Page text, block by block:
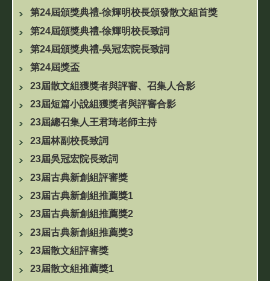
第24屆頒獎典禮-徐輝明校長頒發散文組首獎
第24屆頒獎典禮-徐輝明校長致詞
第24屆頒獎典禮-吳冠宏院長致詞
第24屆獎盃
23屆散文組獲獎者與評審、召集人合影
23屆短篇小說組獲獎者與評審合影
23屆總召集人王君琦老師主持
23屆林副校長致詞
23屆吳冠宏院長致詞
23屆古典新創組評審獎
23屆古典新創組推薦獎1
23屆古典新創組推薦獎2
23屆古典新創組推薦獎3
23屆散文組評審獎
23屆散文組推薦獎1